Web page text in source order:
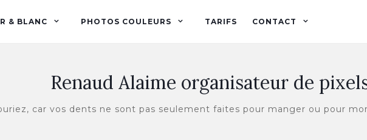
& BLANC PHOTOS COULEURS TARIFS CONTACT
Renaud Alaime organisateur de
car vos dents ne sont pas seulement faites pour manger ou pour